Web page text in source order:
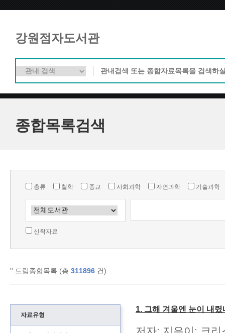
강원점자도서관
종합목록검색
총류 철학 종교 사회과학 자연과학 기술과학
신착자료
'' 드림종합목록 (총 311896 건)
자료유형
1. 그해 겨울엔 눈이 내렸